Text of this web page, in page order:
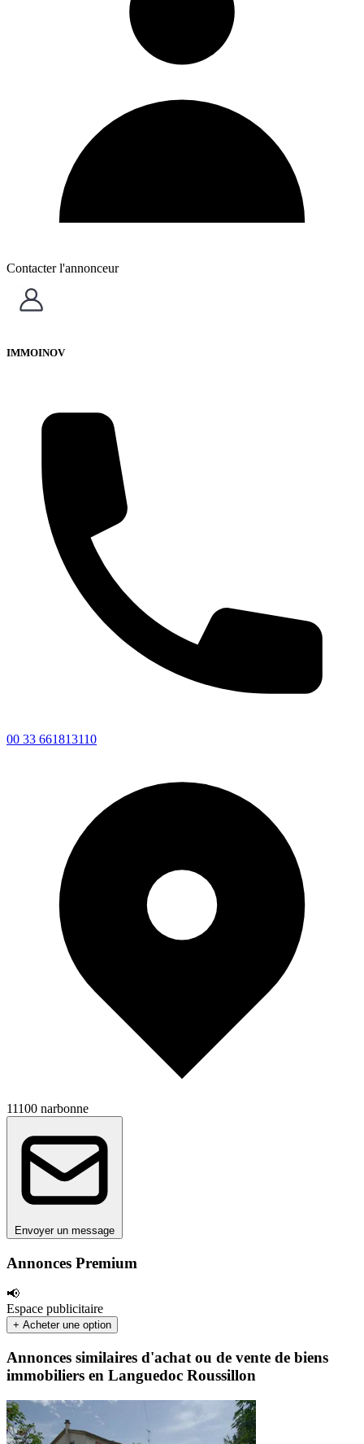
Annonces Premium
📢
Espace publicitaire
+ Acheter une option
Contacter l'annonceur
IMMOINOV
00 33 661813110
11100 narbonne
Envoyer un message
Annonces similaires d'achat ou de vente de biens
immobiliers en Languedoc Roussillon